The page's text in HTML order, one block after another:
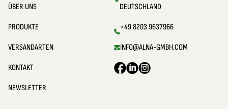
ÜBER UNS
PRODUKTE
VERSANDARTEN
KONTAKT
NEWSLETTER
DEUTSCHLAND
+49 8203 9637966
INFO@ALNA-GMBH.COM